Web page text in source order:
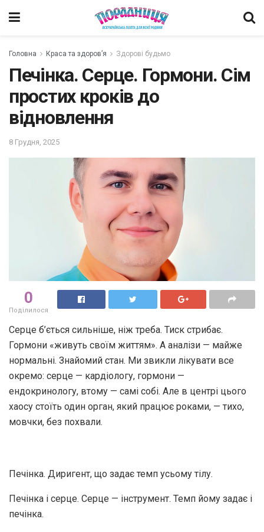
Головна Краса та здоров’я Здорові будьмо
Печінка. Серце. Гормони. Сім
простих кроків до
відновлення
8 Грудня, 2025
0
Поділилося
Серце б’ється сильніше, ніж треба. Тиск стрибає.
Гормони «живуть своїм життям». А аналізи — майже
нормальні. Знайомий стан. Ми звикли лікувати все
окремо: серце — кардіологу, гормони —
ендокринологу, втому — самі собі. Але в центрі цього
хаосу стоїть один орган, який працює роками, — тихо,
мовчки, без похвали.
Печінка. Диригент, що задає темп усьому тілу.
Печінка і серце. Серце — інструмент. Темп йому задає і
печінка.